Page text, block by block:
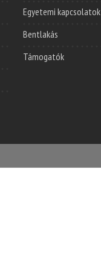
Egyetemi kapcsolatok
Bentlakás
Támogatók